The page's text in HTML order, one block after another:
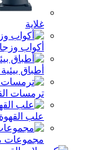
غلاية
أكواب
أطباق بيئية Ecotree
ترمسات
علب القهوة
مجموعات